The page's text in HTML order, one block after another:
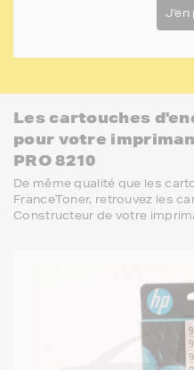
J'en
Les cartouches
pour votre
PRO 8210
De même qualité que les
FranceToner, retrouvez les
Constructeur de votre